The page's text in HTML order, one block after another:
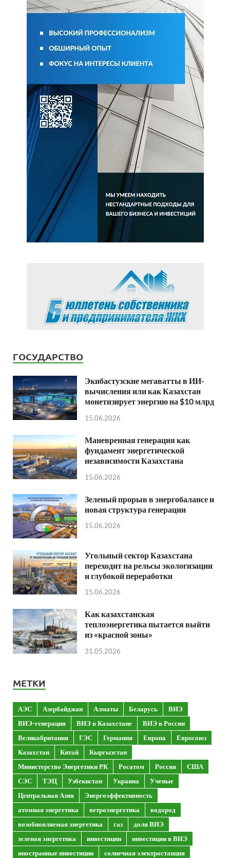
ГОСУДАРСТВО
Экибастузские мегаватты в ИИ-
вычисления или как Казахстан
монетизирует энергию на $10 млрд
15.06.2026
Маневренная генерация как
фундамент энергетической
независимости Казахстана
15.06.2026
Зеленый прорыв в энергобалансе и
новая структура генерации
15.06.2026
Угольный сектор Казахстана
переходит на рельсы экологизации
и глубокой переработки
15.06.2026
Как казахстанская
теплоэнергетика пытается выйти
из «красной зоны»
31.05.2026
МЕТКИ
АЭС Азербайджан Алматы Беларусь
ВИЭ
ВИЭ-генерация
ВИЭ в Казахстане
ВИЭ в России
Великобритания
ГЭС Германия Европа
Евросоюз
Казахстан
Китай
Кыргызстан
Министерство Энергетики РК
Росатом Россия
США
СЭС
ТЭЦ Узбекистан Украина
Ученые
Центральная Азия
Энергоэффективность
атомная энергетика
ветроэнергетика
водород
возобновляемая энергетика
газ
доля ВИЭ
зеленая энергетика
инвестиции
инвестиции в ВИЭ
иностранные инвестиции
солнечная электростанция